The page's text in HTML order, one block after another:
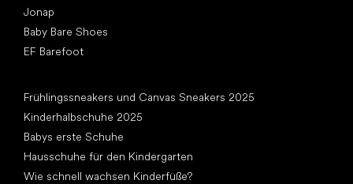
Jonap
Baby Bare Shoes
EF Barefoot
Frühlingssneakers und Canvas Sneakers 2025
Kinderhalbschuhe 2025
Babys erste Schuhe
Hausschuhe für den Kindergarten
Wie schnell wachsen Kinderfüße?